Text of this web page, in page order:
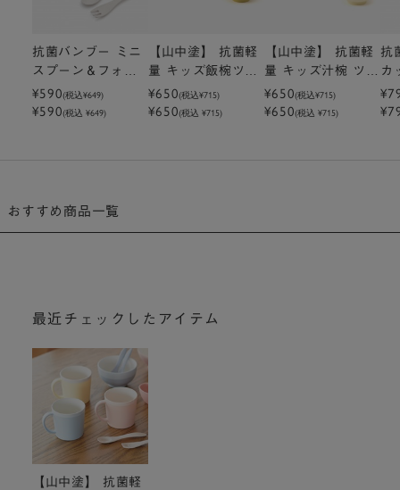
抗菌バンブー ミニ
スプーン＆フォー
ク
¥590(税込¥649)
¥590(税込 ¥649)
【山中塗】 抗菌軽
量 キッズ飯椀ツー
トン ご飯粒がくっ
つきにくい
¥650(税込¥715)
¥650(税込 ¥715)
【山中塗】 抗菌軽
量 キッズ汁椀 ツー
トン
¥650(税込¥715)
¥650(税込 ¥715)
抗
カ
おすすめ商品一覧
最近チェックしたアイテム
【山中塗】 抗菌軽